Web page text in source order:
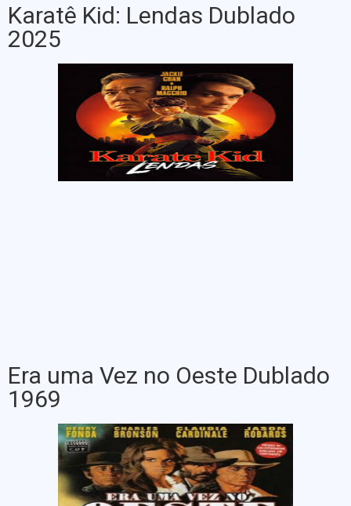
Karatê Kid: Lendas Dublado
2025
Era uma Vez no Oeste Dublado
1969